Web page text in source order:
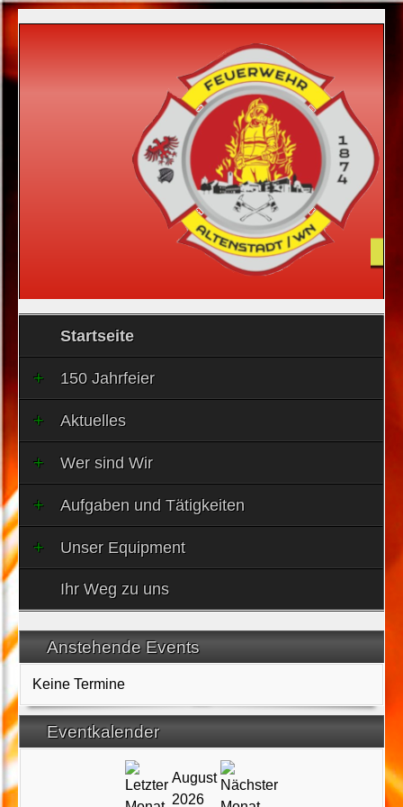
Startseite
150 Jahrfeier
Aktuelles
Wer sind Wir
Aufgaben und Tätigkeiten
Unser Equipment
Ihr Weg zu uns
Anstehende Events
Keine Termine
Eventkalender
August
2026